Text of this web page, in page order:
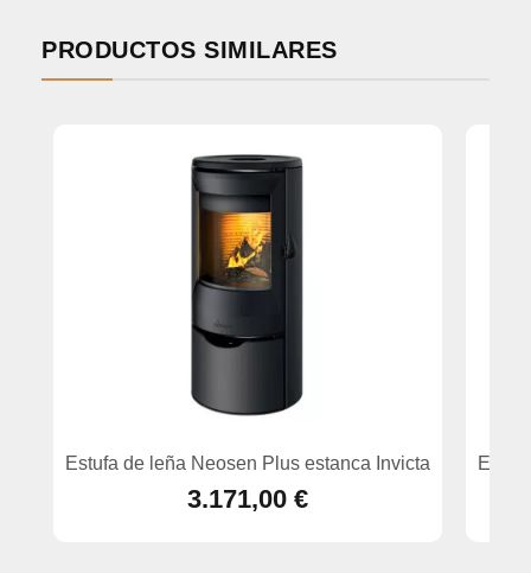
PRODUCTOS SIMILARES
Estufa de leña Neosen Plus estanca Invicta
3.171,00 €